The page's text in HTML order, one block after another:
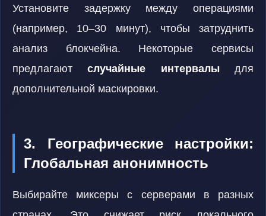
Установите задержку между операциями
(например, 10–30 минут), чтобы затруднить
анализ блокчейна. Некоторые сервисы
предлагаютслучайные интервалыдля
дополнительной маскировки.
3. Географические настройки:
Глобальная анонимность
Выбирайте миксеры с серверами в разных